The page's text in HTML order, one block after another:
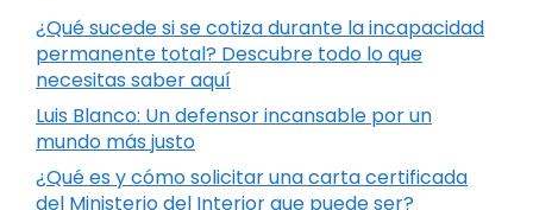
¿Qué sucede si se cotiza durante la incapacidad
permanente total? Descubre todo lo que
necesitas saber aquí
Luis Blanco: Un defensor incansable por un
mundo más justo
¿Qué es y cómo solicitar una carta certificada
del Ministerio del Interior que puede ser?